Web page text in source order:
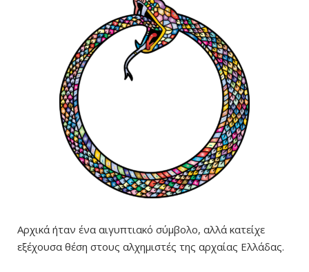
Αρχικά ήταν ένα αιγυπτιακό σύμβολο, αλλά κατείχε
εξέχουσα θέση στους αλχημιστές της αρχαίας Ελλάδας.